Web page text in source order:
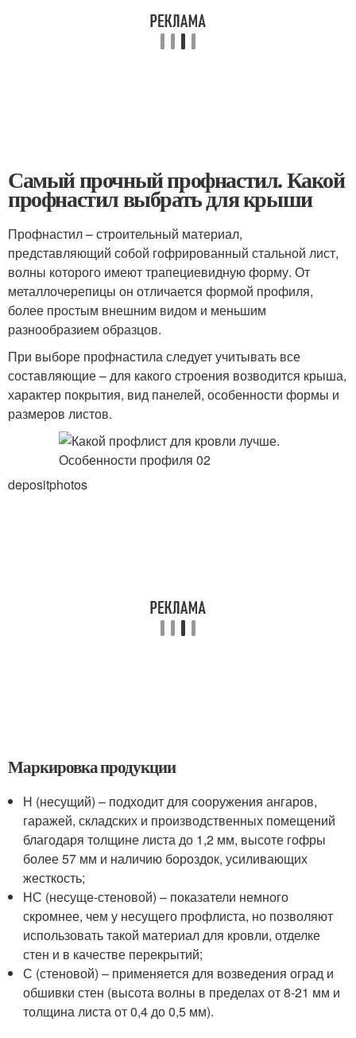
Самый прочный профнастил. Какой
профнастил выбрать для крыши
Профнастил – строительный материал,
представляющий собой гофрированный стальной лист,
волны которого имеют трапециевидную форму. От
металлочерепицы он отличается формой профиля,
более простым внешним видом и меньшим
разнообразием образцов.
При выборе профнастила следует учитывать все
составляющие – для какого строения возводится крыша,
характер покрытия, вид панелей, особенности формы и
размеров листов.
depositphotos
Маркировка продукции
Н (несущий) – подходит для сооружения ангаров,
гаражей, складских и производственных помещений
благодаря толщине листа до 1,2 мм, высоте гофры
более 57 мм и наличию бороздок, усиливающих
жесткость;
НС (несуще-стеновой) – показатели немного
скромнее, чем у несущего профлиста, но позволяют
использовать такой материал для кровли, отделке
стен и в качестве перекрытий;
С (стеновой) – применяется для возведения оград и
обшивки стен (высота волны в пределах от 8-21 мм и
толщина листа от 0,4 до 0,5 мм).